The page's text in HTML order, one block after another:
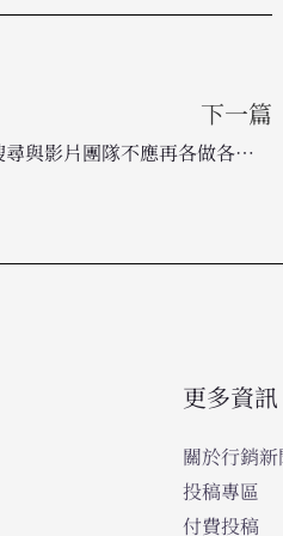
下一篇
打破行銷孤島：為什麼搜尋與影片團隊不應再各做各的？
更多資訊
關於行銷新
投稿專區
付費投稿